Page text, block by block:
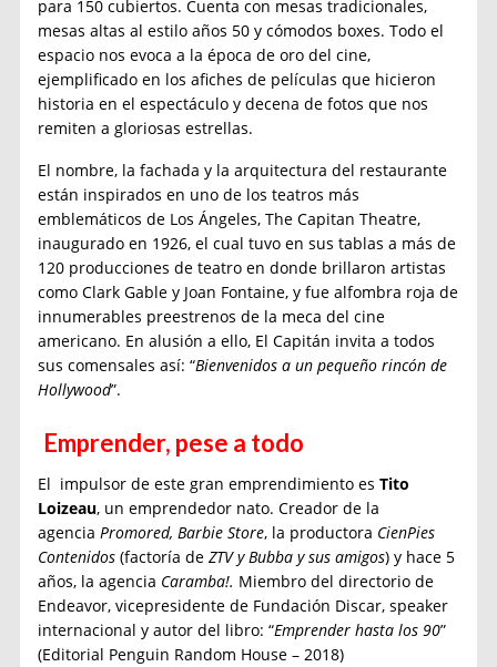
para 150 cubiertos. Cuenta con mesas tradicionales,
mesas altas al estilo años 50 y cómodos boxes. Todo el
espacio nos evoca a la época de oro del cine,
ejemplificado en los afiches de películas que hicieron
historia en el espectáculo y decena de fotos que nos
remiten a gloriosas estrellas.
El nombre, la fachada y la arquitectura del restaurante
están inspirados en uno de los teatros más
emblemáticos de Los Ángeles, The Capitan Theatre,
inaugurado en 1926, el cual tuvo en sus tablas a más de
120 producciones de teatro en donde brillaron artistas
como Clark Gable y Joan Fontaine, y fue alfombra roja de
innumerables preestrenos de la meca del cine
americano. En alusión a ello, El Capitán invita a todos
sus comensales así: “Bienvenidos a un pequeño rincón de
Hollywood”.
Emprender, pese a todo
El impulsor de este gran emprendimiento esTito
Loizeau, un emprendedor nato. Creador de la
agenciaPromored, Barbie Store, la productora CienPies
Contenidos (factoría deZTV y Bubba y sus amigos) y hace 5
años, la agencia Caramba!. Miembro del directorio de
Endeavor, vicepresidente de Fundación Discar, speaker
internacional y autor del libro: “Emprender hasta los 90”
(Editorial Penguin Random House – 2018)